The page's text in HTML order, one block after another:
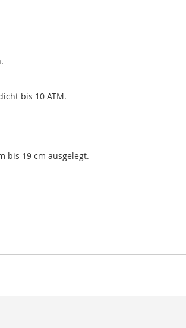
bis 10 ATM.
bis 19 cm ausgelegt.